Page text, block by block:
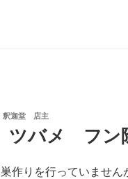
釈迦堂 店主
ツバメ フン
作りを行っていませ